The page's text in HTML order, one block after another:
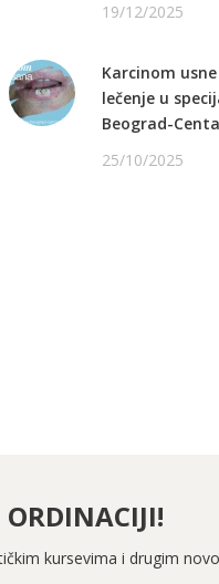
19/12/2025
Karcinom
lečenje u
Beograd-
25/10/2025
kursevima i drugim